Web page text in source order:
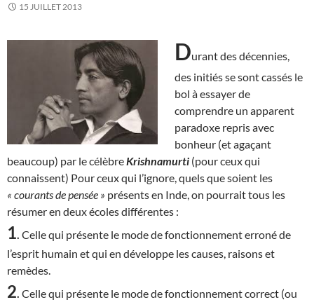
15 JUILLET 2013
Durant des décennies,
des initiés se sont cassés le
bol à essayer de
comprendre un apparent
paradoxe repris avec
bonheur (et agaçant
beaucoup) par le célèbre Krishnamurti (pour ceux qui
connaissent) Pour ceux qui l’ignore, quels que soient les
« courants de pensée » présents en Inde, on pourrait tous les
résumer en deux écoles différentes :
1 Celle qui présente le mode de fonctionnement erroné de
l’esprit humain et qui en développe les causes, raisons et
remèdes.
2 Celle qui présente le mode de fonctionnement correct (ou